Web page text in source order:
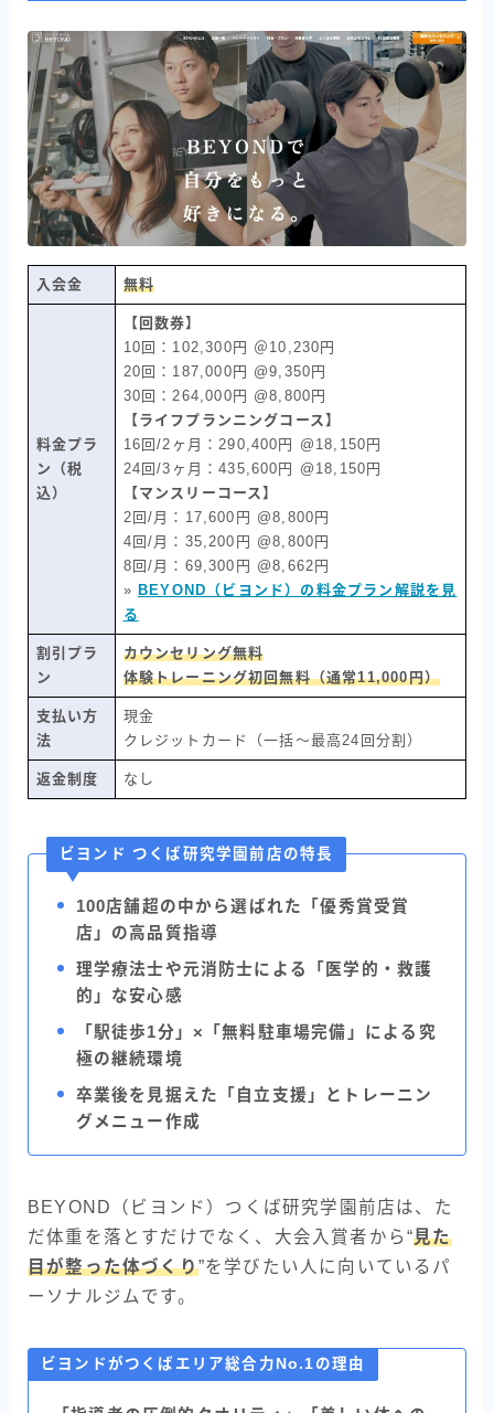
入会金 無料
料金プラ
ン（税
込）
【回数券】
10回：102,300円 ＠10,230円
20回：187,000円 @9,350円
30回：264,000円 @8,800円
【ライフプランニングコース】
16回/2ヶ月：290,400円 @18,150円
24回/3ヶ月：435,600円 @18,150円
【マンスリーコース】
2回/月：17,600円 @8,800円
4回/月：35,200円 @8,800円
8回/月：69,300円 @8,662円
» BEYOND（ビヨンド）の料金プラン解説を見
る
割引プラ
ン
カウンセリング無料
体験トレーニング初回無料（通常11,000円）
支払い方
法
現金
クレジットカード（一括〜最高24回分割）
返金制度 なし
ビヨンド つくば研究学園前店の特長
100店舗超の中から選ばれた「優秀賞受賞
店」の高品質指導
理学療法士や元消防士による「医学的・救護
的」な安心感
「駅徒歩1分」×「無料駐車場完備」による究
極の継続環境
卒業後を見据えた「自立支援」とトレーニン
グメニュー作成
BEYOND（ビヨンド）つくば研究学園前店は、た
だ体重を落とすだけでなく、大会入賞者から“見た
目が整った体づくり”を学びたい人に向いているパ
ーソナルジムです。
ビヨンドがつくばエリア総合力No.1の理由